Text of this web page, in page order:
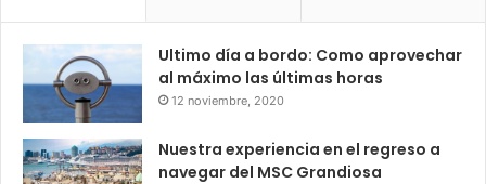
Ultimo día a bordo: Como aprovechar
al máximo las últimas horas
12 noviembre, 2020
Nuestra experiencia en el regreso a
navegar del MSC Grandiosa